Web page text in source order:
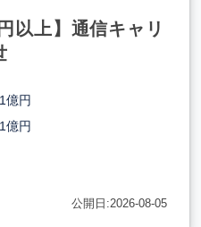
以上】通信キャリ
億円
億円
公開日:2026-08-05